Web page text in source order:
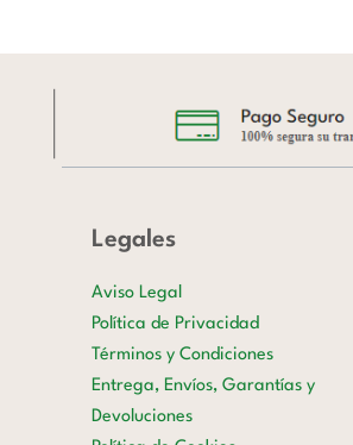
Legales
Aviso Legal
Política de Privacidad
Términos y Condiciones
Entrega, Envíos, Garantías y
Devoluciones